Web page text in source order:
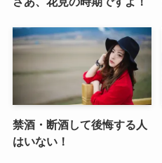
禁酒・断酒して後悔する人
はいない！